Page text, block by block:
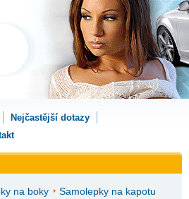
Nejčastější dotazy
na boky
Samolepky na kapotu